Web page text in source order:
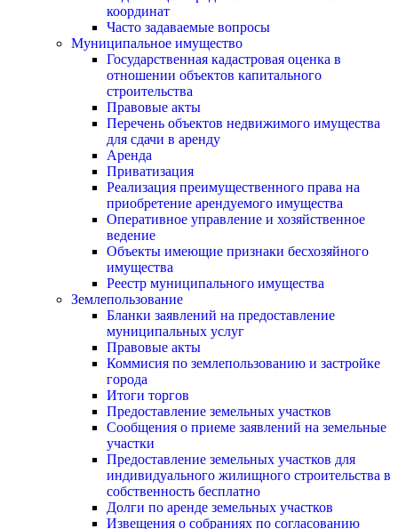
координат
Часто задаваемые вопросы
Муниципальное имущество
Государственная кадастровая оценка в
отношении объектов капитального
строительства
Правовые акты
Перечень объектов недвижимого имущества
для сдачи в аренду
Аренда
Приватизация
Реализация преимущественного права на
приобретение арендуемого имущества
Оперативное управление и хозяйственное
ведение
Объекты имеющие признаки бесхозяйного
имущества
Реестр муниципального имущества
Землепользование
Бланки заявлений на предоставление
муниципальных услуг
Правовые акты
Коммисия по землепользованию и застройке
города
Итоги торгов
Предоставление земельных участков
Сообщения о приеме заявлений на земельные
участки
Предоставление земельных участков для
индивидуального жилищного строительства в
собственность бесплатно
Долги по аренде земельных участков
Извещения о собраниях по согласованию